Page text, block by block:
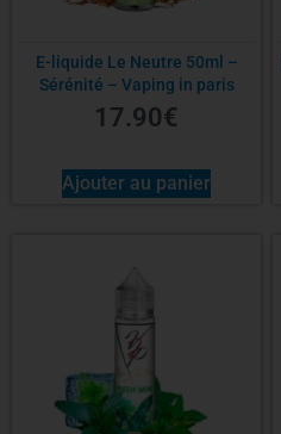
E-liquide Le Neutre 50ml –
Sérénité – Vaping in paris
17.90€
Ajouter au panier